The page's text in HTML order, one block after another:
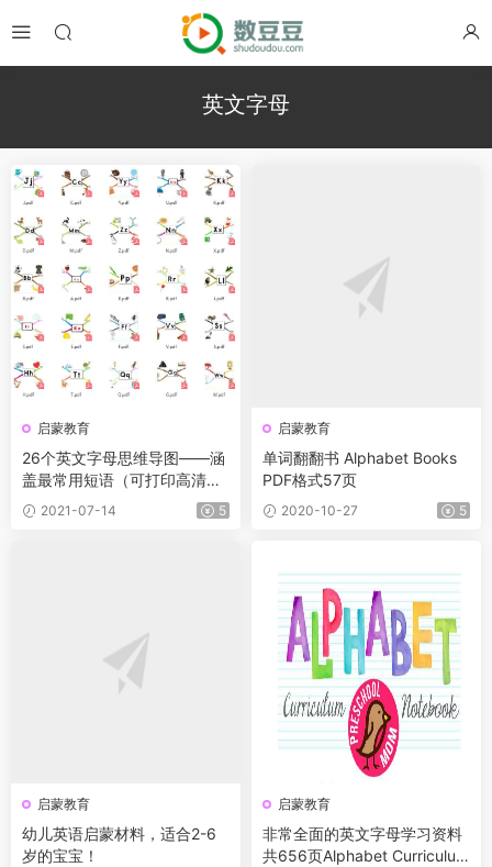
英文字母
启蒙教育
26个英文字母思维导图——涵
盖最常用短语（可打印高清
图）2021-07-14 5
启蒙教育
单词翻翻书 Alphabet Books
PDF格式57页
2020-10-27 5
启蒙教育
幼儿英语启蒙材料，适合2-6
岁的宝宝！
启蒙教育
非常全面的英文字母学习资料
共656页Alphabet Curriculum